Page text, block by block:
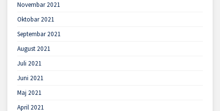
Novembar 2021
Oktobar 2021
Septembar 2021
August 2021
Juli 2021
Juni 2021
Maj 2021
April 2021